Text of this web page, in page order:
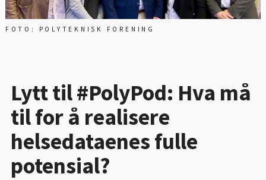
FOTO: POLYTEKNISK FORENING
Lytt til #PolyPod: Hva må
til for å realisere
helsedataenes fulle
potensial?